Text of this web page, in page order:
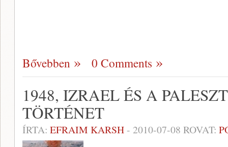
Bővebben 0 Comments
1948, IZRAEL ÉS A
TÖRTÉNET
ÍRTA: EFRAIM KARSH- 2010-07-08 ROVAT: